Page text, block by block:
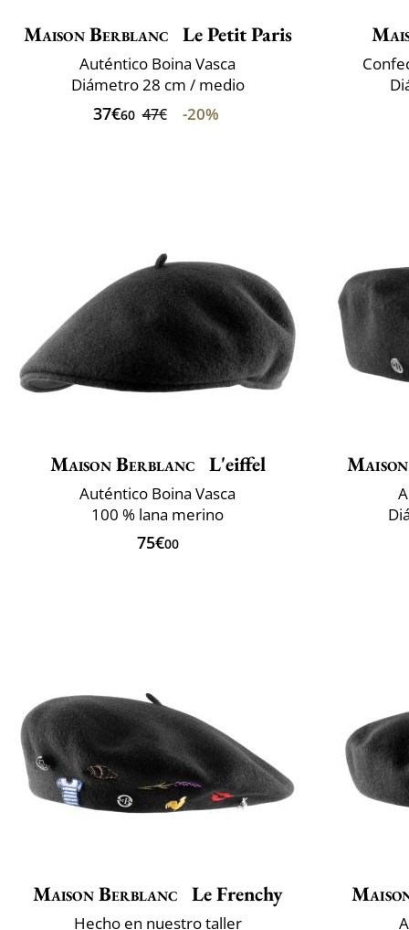
Maison Berblanc Le Petit Paris
Auténtico Boina Vasca
Diámetro 28 cm / medio
37€60 47€ -20%
Maison Berblanc L'eiffel
Auténtico Boina Vasca
100 % lana merino
75€00
Maison Berblanc Le Frenchy
Hecho en nuestro taller